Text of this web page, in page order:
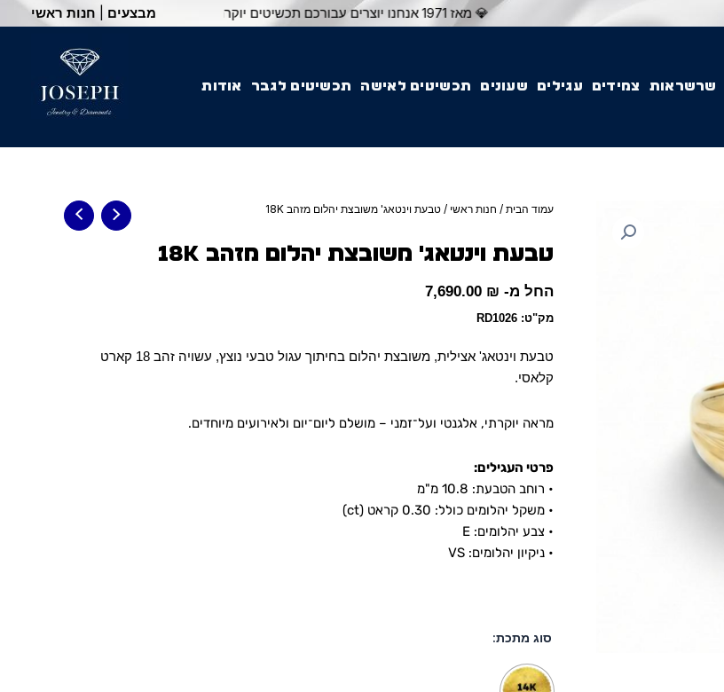
💎 מאז 1971 אנחנו יוצרים עבורכם תכשיטים יוקרתיים בעיצוב אישי ובאיכות עליונה. הצטרפו לאלפי לקוחות מרוצים שבחרו ב'תכשיטי יוסף מבצעים חנות ראשי
שרשראות צמידים עגילים שעונים תכשיטים לאישה תכשיטים לגבר אודות
עמוד הבית / חנות ראשי / טבעת וינטאג' משובצת יהלום מזהב 18K
טבעת וינטאג' משובצת יהלום מזהב 18K
החל מ- 7,690.00 ₪
מק"ט: RD1026
טבעת וינטאג' אצילית, משובצת יהלום בחיתוך עגול טבעי נוצץ, עשויה זהב 18 קארט
קלאסי.
מראה יוקרתי, אלגנטי ועל־זמני – מושלם ליום־יום ולאירועים מיוחדים.
פרטי העגילים:
• רוחב הטבעת: 10.8 מ"מ
• משקל יהלומים כולל: 0.30 קראט (ct)
• צבע יהלומים: E
• ניקיון יהלומים: VS
סוג מתכת: